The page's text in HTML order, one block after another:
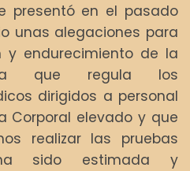
presentó en el pasado
unas alegaciones para
y endurecimiento de la
que regula los
dirigidos a personal
Corporal elevado y que
realizar las pruebas
sido estimada y